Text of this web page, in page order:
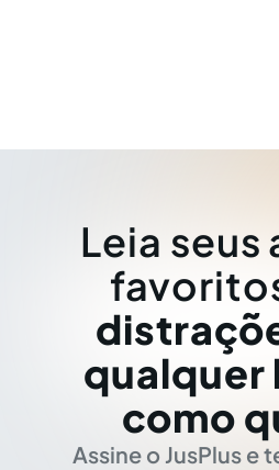
Leia
qualquer
como
Assine o JusPlus e